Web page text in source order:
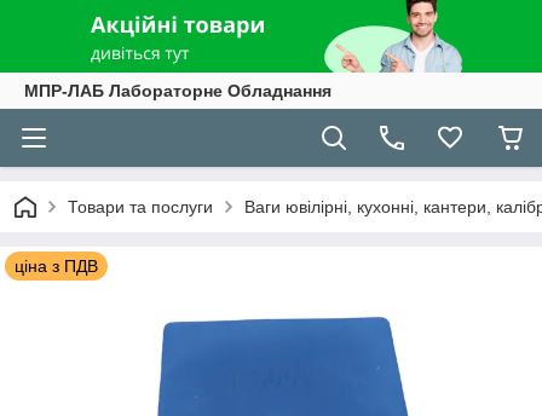
МПР-ЛАБ Лабораторне Обладнання
Товари та послуги Ваги ювілірні, кухонні, кантери,
ціна з ПДВ